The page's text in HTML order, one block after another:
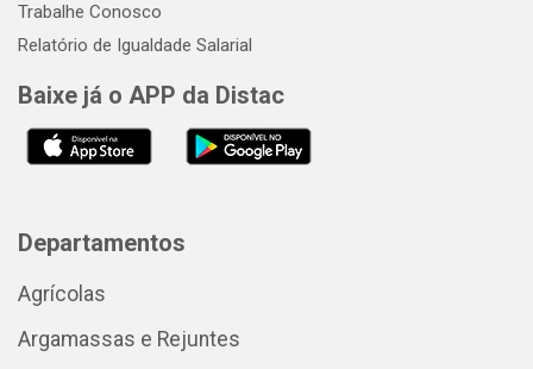
Trabalhe Conosco
Relatório de Igualdade Salarial
Baixe já o APP da Distac
Departamentos
Agrícolas
Argamassas e Rejuntes